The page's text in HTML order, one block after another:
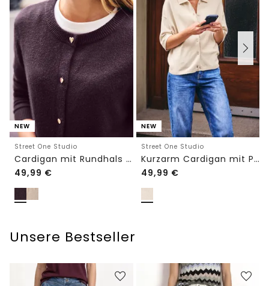
NEW
Street One Studio
Cardigan mit Rundhals und Knöpfen
49,99 €
NEW
Street One Studio
Kurzarm Cardigan mit Polokragen
49,99 €
Unsere Bestseller